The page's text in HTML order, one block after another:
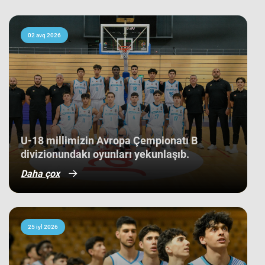
kollektivdən biri olan millimiz,
çempionatı 11-ci pillədə başa vurub.
Bu nəticə Azərbaycan basketbol
tarixində bir ilk kimi də statistikaya
düşüb. İlk baxışda yarışın tam
mərkəzində qərarlaşmaq adi bir
nəticə kimi görünsə də,
komandamızın yer aldığı qrupun
ağırlığı və rəqiblərin səviyyəsi bu
nəticənin adi bir nəticə olmadığını
göstərir. Bunu qrup mərhələsində
qarşılaşdığımız komandaların
çempionatın sonundakı yekun
mövqeləri də aydın sübut edir. Belə ki,
qrupdakı ən güclü rəqibimiz olan
İsveç millisi çempionatın bürünc
5-cisi olub. Şimali Makedoniya
yığması isə ilk onluqda qərarlaşaraq
çempionatı 9-cu sırada bitirib.
Millimiz çempionat boyu göstərdiyi
əzmkar oyun sayəsində ümumi
sıralamada düz 10 ölkəni geridə
02 avq 2026
U-18 millimizin Avropa Çempionatı B
divizionundakı oyunları yekunlaşıb.
Daha çox
25 iyl 2026